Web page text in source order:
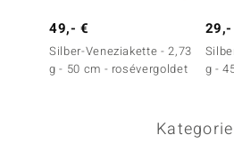
49,- €
Silber-Veneziakette - 2,73
g - 50 cm - rosévergoldet
g -